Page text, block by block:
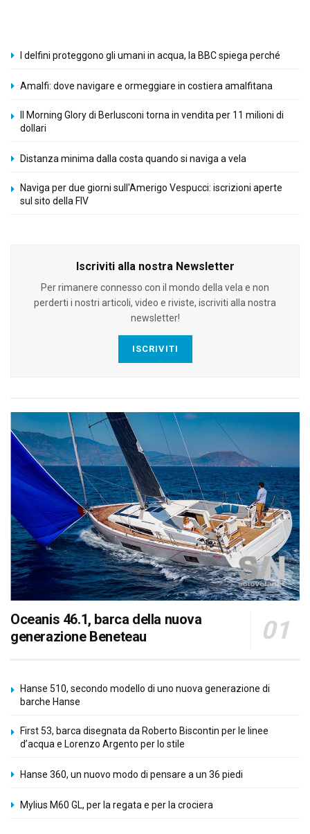
I delfini proteggono gli umani in acqua, la BBC spiega perché
Amalfi: dove navigare e ormeggiare in costiera amalfitana
Il Morning Glory di Berlusconi torna in vendita per 11 milioni di
dollari
Distanza minima dalla costa quando si naviga a vela
Naviga per due giorni sull'Amerigo Vespucci: iscrizioni aperte
sul sito della FIV
Iscriviti alla nostra Newsletter
Per rimanere connesso con il mondo della vela e non
perderti i nostri articoli, video e riviste, iscriviti alla nostra
newsletter!
ISCRIVITI
Oceanis 46.1, barca della nuova
generazione Beneteau
Hanse 510, secondo modello di uno nuova generazione di
barche Hanse
First 53, barca disegnata da Roberto Biscontin per le linee
d’acqua e Lorenzo Argento per lo stile
Hanse 360, un nuovo modo di pensare a un 36 piedi
Mylius M60 GL, per la regata e per la crociera